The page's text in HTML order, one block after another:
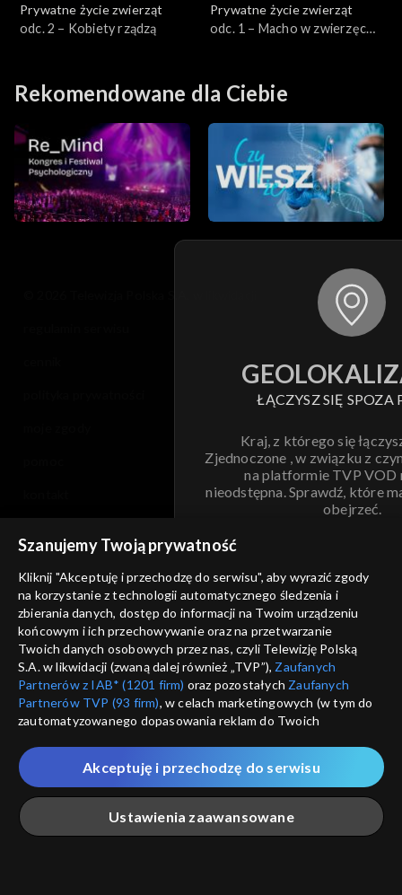
Prywatne życie zwierząt
odc. 2 – Kobiety rządzą
Prywatne życie zwierząt
odc. 1 – Macho w zwierzęcej
Rekomendowane dla Ciebie
ŁĄCZYSZ SIĘ SPOZA
Kraj, z którego się
Zjednoczone , w związku z
na platformie TVP VOD
nieodstępna. Sprawdź, które
obejrzeć.
ANULUJ
informacje o dostawcy usług
Szanujemy Twoją prywatność
Kliknij "Akceptuję i przechodzę do serwisu", aby wyrazić zgody
na korzystanie z technologii automatycznego śledzenia i
zbierania danych, dostęp do informacji na Twoim urządzeniu
końcowym i ich przechowywanie oraz na przetwarzanie
Twoich danych osobowych przez nas, czyli Telewizję Polską
S.A. w likwidacji (zwaną dalej również „TVP”), Zaufanych
Partnerów z IAB* (1201 firm) oraz pozostałych Zaufanych
Partnerów TVP (93 firm), w celach marketingowych (w tym do
zautomatyzowanego dopasowania reklam do Twoich
które wskazujemy poniżej, a także zgody na udostępnianie
przez nas identyfikatora PPID do Google.
Twoje dane osobowe zbierane podczas odwiedzania przez
Ciebie naszych
poszczególnych serwisówzwanych dalej
„Portalem”, w tym informacje zapisywane za pomocą
Ustawienia zaawansowane
Akceptuję i przechodzę do serwisu